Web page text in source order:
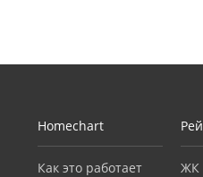
Homechart
Как это работает ЖК